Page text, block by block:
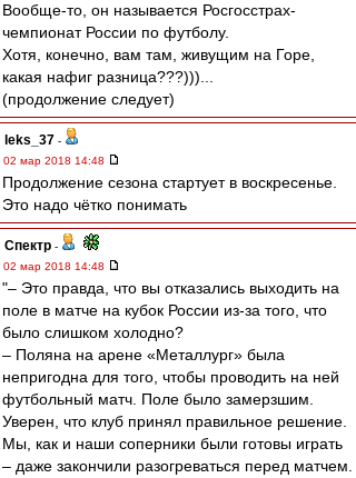
Вообще-то, он называется Росгосстрах-
чемпионат России по футболу.
Хотя, конечно, вам там, живущим на Горе,
какая нафиг разница???)))...
(продолжение следует)
leks_37 -
02 мар 2018 14:48
Продолжение сезона стартует в воскресенье.
Это надо чётко понимать
Спектр -
02 мар 2018 14:48
"– Это правда, что вы отказались выходить на
поле в матче на кубок России из-за того, что
было слишком холодно?
– Поляна на арене «Металлург» была
непригодна для того, чтобы проводить на ней
футбольный матч. Поле было замерзшим.
Уверен, что клуб принял правильное решение.
Мы, как и наши соперники были готовы играть
– даже закончили разогреваться перед матчем.